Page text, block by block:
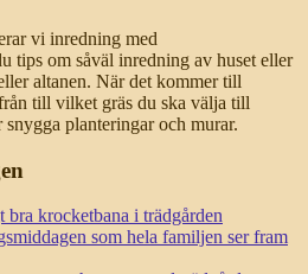
vi inredning med
tips om såväl inredning av huset eller
altanen. När det kommer till
till vilket gräs du ska välja till
planteringar och murar.
krocketbana i trädgården
som hela familjen ser fram